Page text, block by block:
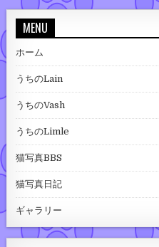
MENU
ホーム
うちのLain
うちのVash
うちのLimle
猫写真BBS
猫写真日記
ギャラリー